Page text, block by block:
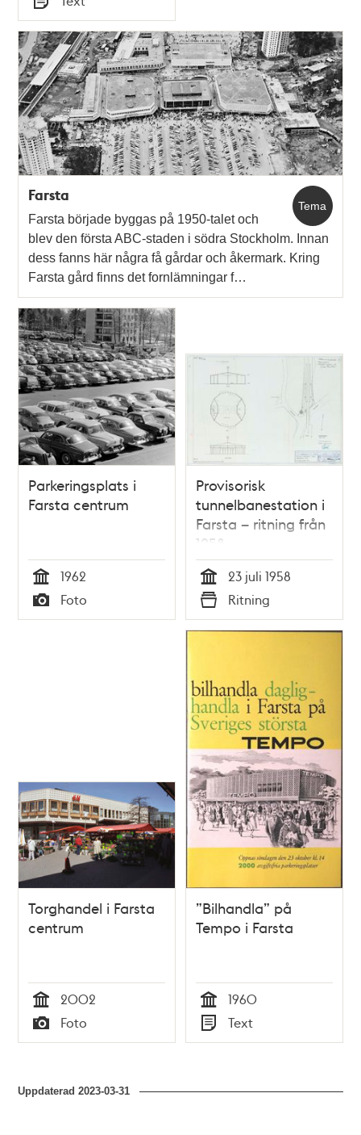
Typ
Tema
Farsta
Farsta började byggas på 1950-talet och
blev den första ABC-staden i södra Stockholm. Innan
dess fanns här några få gårdar och åkermark. Kring
Farsta gård finns det fornlämningar f…
Parkeringsplats i
Farsta centrum
Tid
1962
Typ
Foto
Provisorisk
tunnelbanestation i
Farsta – ritning från
1958
Tid
23 juli 1958
Typ
Ritning
Torghandel i Farsta
centrum
Tid
2002
Typ
Foto
”Bilhandla” på
Tempo i Farsta
Tid
1960
Typ
Text
Uppdaterad2023-03-31